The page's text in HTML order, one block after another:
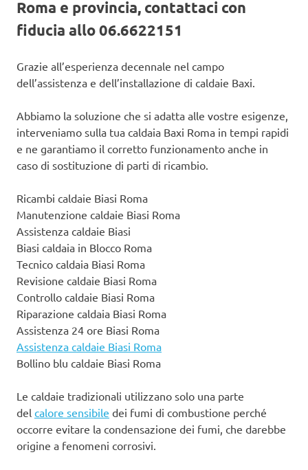
Roma e provincia, contattaci con
fiducia allo 06.6622151
Grazie all’esperienza decennale nel campo
dell’assistenza e dell’installazione di caldaie Baxi.
Abbiamo la soluzione che si adatta alle vostre esigenze,
interveniamo sulla tua caldaia Baxi Roma in tempi rapidi
e ne garantiamo il corretto funzionamento anche in
caso di sostituzione di parti di ricambio.
Ricambi caldaie Biasi Roma
Manutenzione caldaie Biasi Roma
Assistenza caldaie Biasi
Biasi caldaia in Blocco Roma
Tecnico caldaia Biasi Roma
Revisione caldaie Biasi Roma
Controllo caldaie Biasi Roma
Riparazione caldaia Biasi Roma
Assistenza 24 ore Biasi Roma
Assistenza caldaie Biasi Roma
Bollino blu caldaie Biasi Roma
Le caldaie tradizionali utilizzano solo una parte
del calore sensibile dei fumi di combustione perché
occorre evitare la condensazione dei fumi, che darebbe
origine a fenomeni corrosivi.